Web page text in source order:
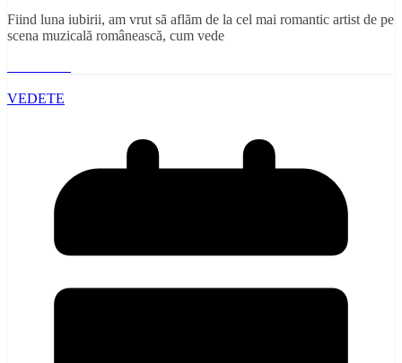
Fiind luna iubirii, am vrut să aflăm de la cel mai romantic artist de pe
scena muzicală românească, cum vede
VEDETE